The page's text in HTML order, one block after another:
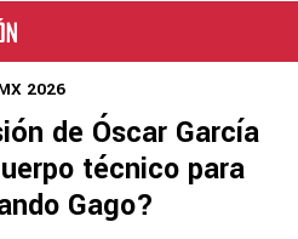
2026
de Óscar García
técnico para
Gago?